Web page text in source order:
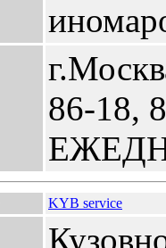
86-18,
KYB service